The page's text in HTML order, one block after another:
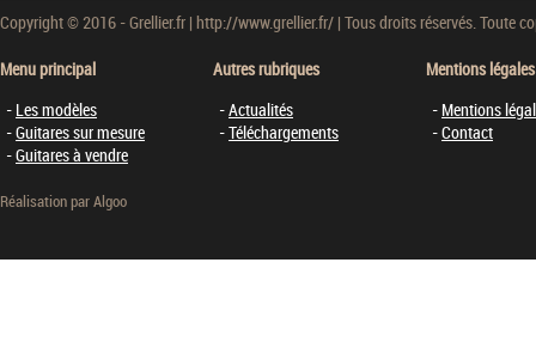
Copyright © 2016 - Grellier.fr | http://www.grellier.fr/ | Tous droits réservés. Toute
Menu principal
Les modèles
Guitares sur mesure
Guitares à vendre
Autres rubriques
Actualités
Téléchargements
Mentions légales
Mentions
Contact
Réalisation parAlgoo